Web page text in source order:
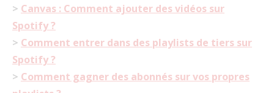
> Canvas : Comment ajouter des vidéos sur
Spotify ?
> Comment entrer dans des playlists de tiers sur
Spotify ?
> Comment gagner des abonnés sur vos propres